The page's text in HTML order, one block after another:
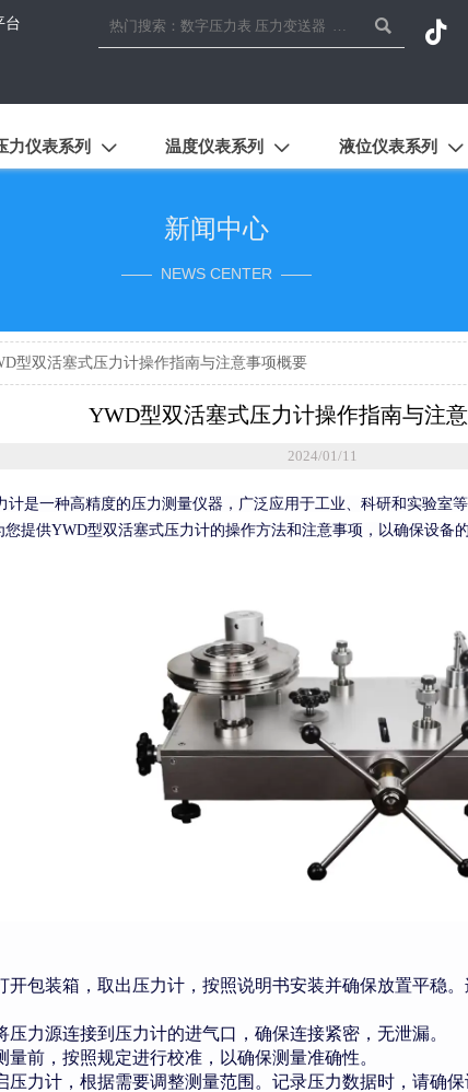
台  
力仪表系列  温度仪表系列  液位仪表系列 
新闻中心
—— NEWS CENTER ——
型双活塞式压力计操作指南与注意事项概要
YWD型双活塞式压力计操作指南与注
2024/01/11
计是一种高精度的压力测量仪器，广泛应用于工业、科研和实验室
提供YWD型双活塞式压力计的操作方法和注意事项，以确保设备
开包装箱，取出压力计，按照说明书安装并确保放置平稳
压力源连接到压力计的进气口，确保连接紧密，无泄漏。
量前，按照规定进行校准，以确保测量准确性。
压力计，根据需要调整测量范围。记录压力数据时，请确保